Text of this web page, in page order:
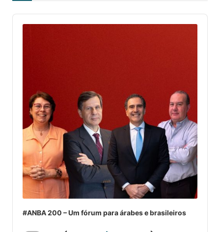
Audio
Player
#ANBA 200 – Um fórum para árabes e brasileiros